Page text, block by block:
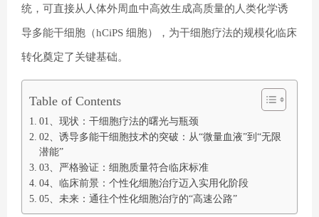
统，可直接从人体外周血中高效生成高质量的人类化学诱
导多能干细胞（hCiPS 细胞），为干细胞疗法的规模化临床
转化奠定了关键基础。
Table of Contents
01、现状：干细胞疗法的曙光与瓶颈
02、诱导多能干细胞技术的突破：从“微量血液”到“无限
潜能”
03、严格验证：细胞质量符合临床标准
04、临床前景：个性化细胞治疗迈入实用化阶段
05、未来：通往个性化细胞治疗的“高速公路”